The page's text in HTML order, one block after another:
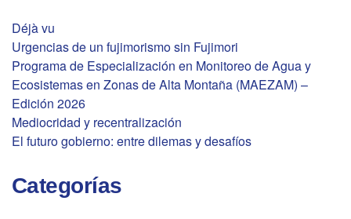
Déjà vu
Urgencias de un fujimorismo sin Fujimori
Programa de Especialización en Monitoreo de Agua y
Ecosistemas en Zonas de Alta Montaña (MAEZAM) –
Edición 2026
Mediocridad y recentralización
El futuro gobierno: entre dilemas y desafíos
Categorías